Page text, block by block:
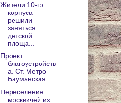
Жители 10-го
корпуса
решили
заняться
детской
площа...
Проект
благоустройств
а. Ст. Метро
Бауманская
Переселение
москвичей из